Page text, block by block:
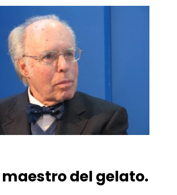
del gelato.